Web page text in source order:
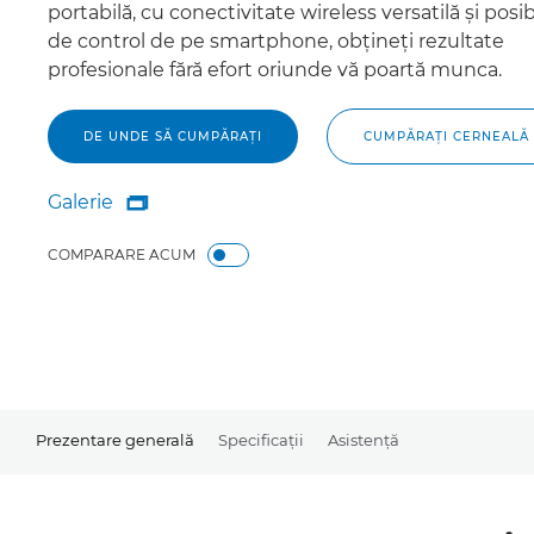
portabilă, cu conectivitate wireless versatilă şi
de control de pe smartphone, obţineţi rezultate
profesionale fără efort oriunde vă poartă munca.
DE UNDE SĂ CUMPĂRAŢI CUMPĂRAŢI CERNEALĂ
Galerie
Galerie

COMPARARE ACUM
Prezentare generală Specificaţii Asistenţă